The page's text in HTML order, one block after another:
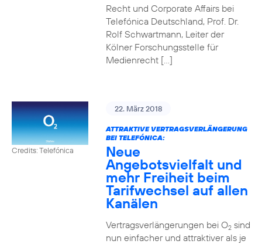
Recht und Corporate Affairs bei
Telefónica Deutschland, Prof. Dr.
Rolf Schwartmann, Leiter der
Kölner Forschungsstelle für
Medienrecht […]
Credits: Telefónica
22. März 2018
ATTRAKTIVE VERTRAGSVERLÄNGERUNG
BEI TELEFÓNICA:
Neue
Angebotsvielfalt und
mehr Freiheit beim
Tarifwechsel auf allen
Kanälen
Vertragsverlängerungen bei O2sind
nun einfacher und attraktiver als je